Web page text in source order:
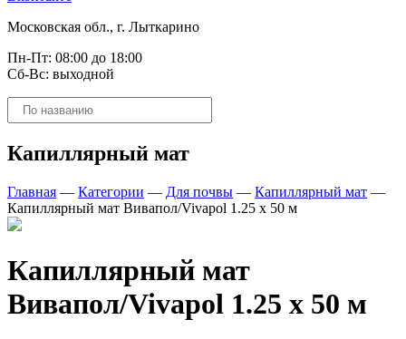
Московская обл., г. Лыткарино
Пн-Пт: 08:00 до 18:00
Сб-Вс: выходной
Поиск
товаров
Капиллярный мат
Главная — Категории — Для почвы — Капиллярный мат —
Капиллярный мат Вивапол/Vivapol 1.25 х 50 м
Капиллярный мат
Вивапол/Vivapol 1.25 х 50 м